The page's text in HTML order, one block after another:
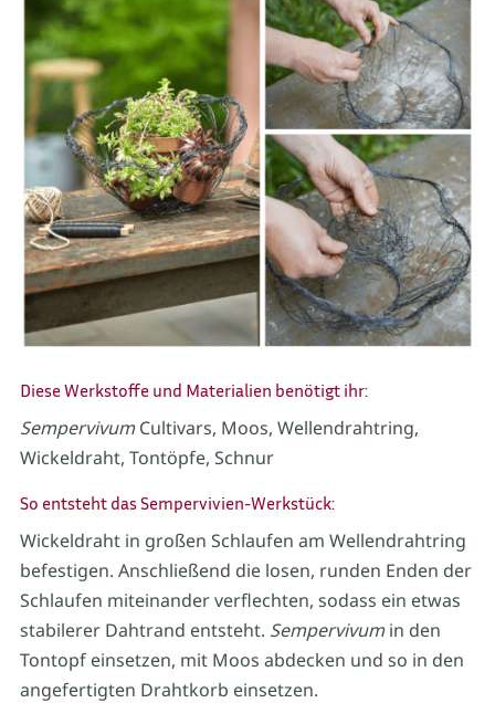
Diese Werkstoffe und Materialien benötigt ihr:
SempervivumCultivars, Moos, Wellendrahtring,
Wickeldraht, Tontöpfe, Schnur
So entsteht das Sempervivien-Werkstück:
Wickeldraht in großen Schlaufen am Wellendrahtring
befestigen. Anschließend die losen, runden Enden der
Schlaufen miteinander verflechten, sodass ein etwas
stabilerer Dahtrand entsteht. Sempervivumin den
Tontopf einsetzen, mit Moos abdecken und so in den
angefertigten Drahtkorb einsetzen.